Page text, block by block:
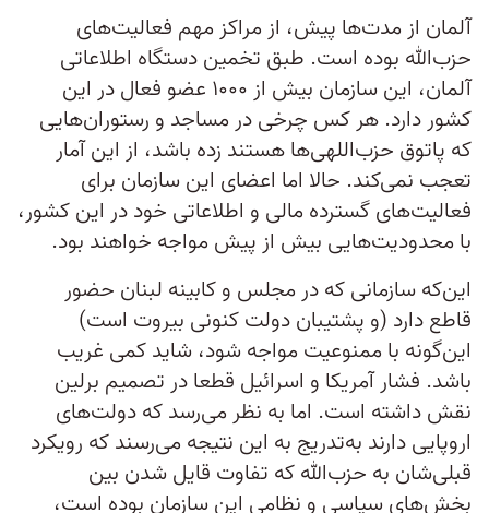
آلمان از مدت‌ها پیش، از مراکز مهم فعالیت‌های
حزب‌الله بوده است. طبق تخمین دستگاه اطلاعاتی
آلمان، این سازمان بیش از ۱۰۰۰ عضو فعال در این
کشور دارد. هر کس چرخی در مساجد و رستوران‌هایی
که پاتوق حزب‌اللهی‌ها هستند زده باشد، از این آمار
تعجب نمی‌کند. حالا اما اعضای این سازمان برای
فعالیت‌های گسترده مالی و اطلاعاتی خود در این کشور،
با محدودیت‌هایی بیش از پیش مواجه خواهند بود.
این‌که سازمانی که در مجلس و کابینه لبنان حضور
قاطع دارد (و پشتیبان دولت کنونی بیروت است)
این‌گونه با ممنوعیت مواجه شود، شاید کمی غریب
باشد. فشار آمریکا و اسرائیل قطعا در تصمیم برلین
نقش داشته است. اما به نظر می‌رسد که دولت‌های
اروپایی دارند به‌تدریج به این نتیجه می‌رسند که رویکرد
قبلی‌شان به حزب‌الله که تفاوت قایل شدن بین
بخش‌های سیاسی و نظامی این سازمان بوده است،